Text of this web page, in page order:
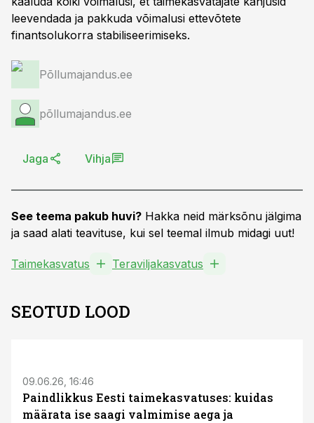
leevendada ja pakkuda võimalusi ettevõtete
finantsolukorra stabiliseerimiseks.
Põllumajandus.ee
põllumajandus.ee
Jaga Vihja
See teema pakub huvi? Hakka neid märksõnu jälgima
ja saad alati teavituse, kui sel teemal ilmub midagi uut!
Taimekasvatus Teraviljakasvatus
SEOTUD LOOD
09.06.26, 16:46
Paindlikkus Eesti taimekasvatuses: kuidas
määrata ise saagi valmimise aega ja